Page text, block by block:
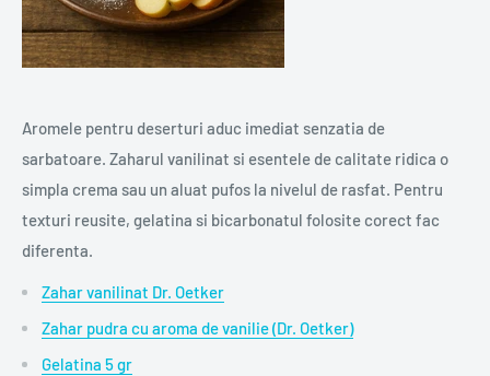
Aromele pentru deserturi aduc imediat senzatia de
sarbatoare. Zaharul vanilinat si esentele de calitate ridica o
simpla crema sau un aluat pufos la nivelul de rasfat. Pentru
texturi reusite, gelatina si bicarbonatul folosite corect fac
diferenta.
Zahar vanilinat Dr. Oetker
Zahar pudra cu aroma de vanilie (Dr. Oetker)
Gelatina 5 gr